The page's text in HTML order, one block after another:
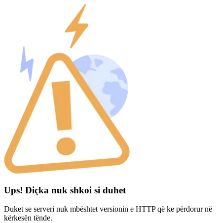
Ups! Diçka nuk shkoi si duhet
Duket se serveri nuk mbështet versionin e HTTP që ke përdorur në
kërkesën tënde.